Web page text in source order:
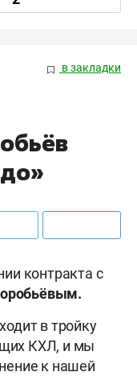
в закладки
контракта с
в тройку
КХЛ, и мы
к нашей